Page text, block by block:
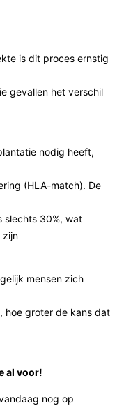
is dit proces ernstig
gevallen het verschil
nodig heeft,
(HLA-match). De
slechts 30%, wat
zijn
mensen zich
hoe groter de kans dat
al voor!
nog op